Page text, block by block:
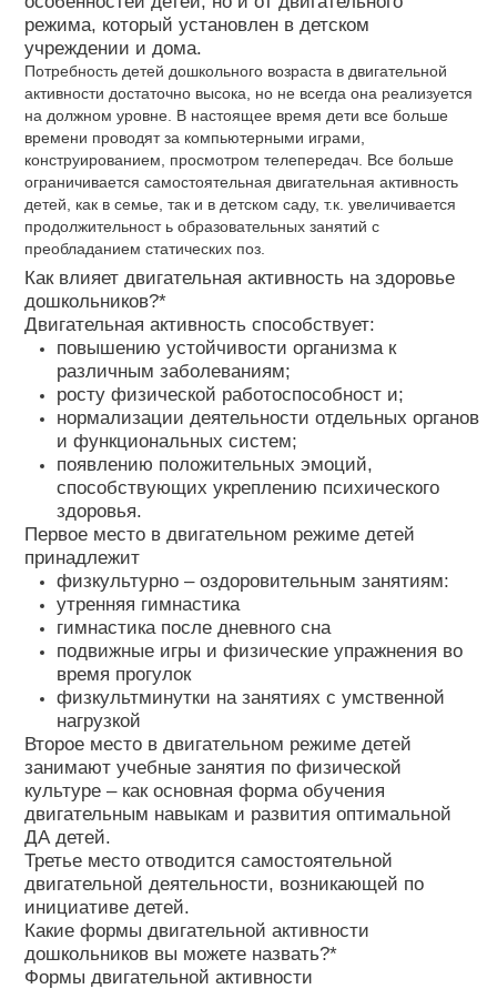
режима, который установлен в детском
учреждении и дома.
Потребность детей дошкольного возраста в двигательной
активности достаточно высока, но не всегда она реализуется
на должном уровне. В настоящее время дети все больше
времени проводят за компьютерными играми,
конструированием, просмотром телепередач. Все больше
ограничивается самостоятельная двигательная активность
детей, как в семье, так и в детском саду, т.к. увеличивается
продолжительност ь образовательных занятий с
преобладанием статических поз.
Как влияет двигательная активность на здоровье
дошкольников?*
Двигательная активность способствует:
повышению устойчивости организма к
различным заболеваниям;
росту физической работоспособност и;
нормализации деятельности отдельных органов
и функциональных систем;
появлению положительных эмоций,
способствующих укреплению психического
здоровья.
Первое место в двигательном режиме детей
принадлежит
физкультурно – оздоровительным занятиям:
утренняя гимнастика
гимнастика после дневного сна
подвижные игры и физические упражнения во
время прогулок
физкультминутки на занятиях с умственной
нагрузкой
Второе место в двигательном режиме детей
занимают учебные занятия по физической
культуре – как основная форма обучения
двигательным навыкам и развития оптимальной
ДА детей.
Третье место отводится самостоятельной
двигательной деятельности, возникающей по
инициативе детей.
Какие формы двигательной активности
дошкольников вы можете назвать?*
Формы двигательной активности